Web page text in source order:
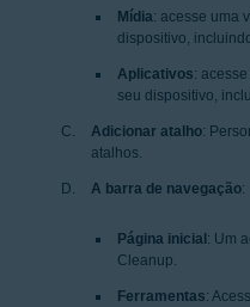
Mídia: acesse uma
dispositivo,
Aplicativos:
seu dispositivo,
Adicionar atalho:
atalhos.
A barra de navegação:
Página inicial : Um
Cleanup.
Ferramentas: